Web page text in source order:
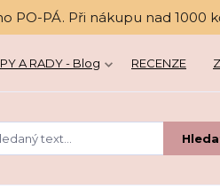
PO-PÁ. Při nákupu nad 1000
A RADY - Blog RECENZE